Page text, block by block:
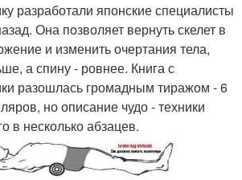
разработали японские специалисты
Она позволяет вернуть скелет в
и изменить очертания тела,
а спину - ровнее. Книга с
разошлась громадным тиражом - 6
но описание чудо - техники
в несколько абзацев.